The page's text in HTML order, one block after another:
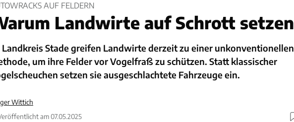
AUF FELDERN
Landwirte auf Schrott setzen
Landkreis Stade greifen Landwirte derzeit zu einer unkonventionellen
um ihre Felder vor Vogelfraß zu schützen. Statt klassischer
setzen sie ausgeschlachtete Fahrzeuge ein.
Wittich
am 07.05.2025